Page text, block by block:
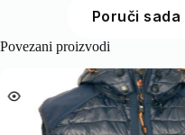
Poruči sada
Povezani proizvodi